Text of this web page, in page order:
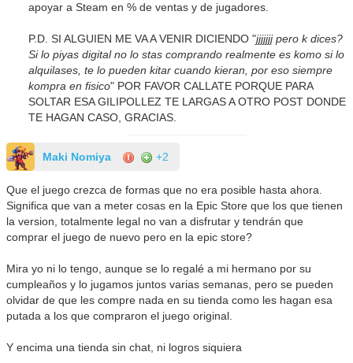
apoyar a Steam en % de ventas y de jugadores.
P.D. SI ALGUIEN ME VA A VENIR DICIENDO "jjjjjjj pero k dices?
Si lo piyas digital no lo stas comprando realmente es komo si lo
alquilases, te lo pueden kitar cuando kieran, por eso siempre
kompra en fisico" POR FAVOR CALLATE PORQUE PARA
SOLTAR ESA GILIPOLLEZ TE LARGAS A OTRO POST DONDE
TE HAGAN CASO, GRACIAS.
Maki Nomiya +2
Que el juego crezca de formas que no era posible hasta ahora.
Significa que van a meter cosas en la Epic Store que los que tienen
la version, totalmente legal no van a disfrutar y tendrán que
comprar el juego de nuevo pero en la epic store?
Mira yo ni lo tengo, aunque se lo regalé a mi hermano por su
cumpleaños y lo jugamos juntos varias semanas, pero se pueden
olvidar de que les compre nada en su tienda como les hagan esa
putada a los que compraron el juego original.
Y encima una tienda sin chat, ni logros siquiera